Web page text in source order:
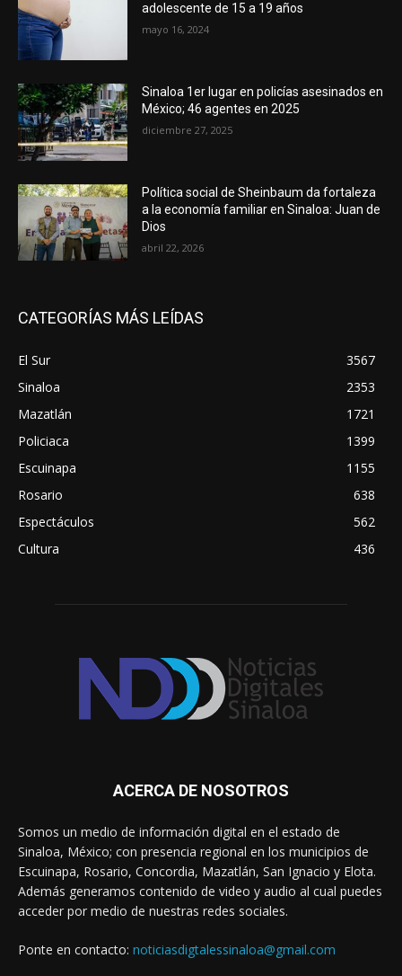
adolescente de 15 a 19 años
mayo 16, 2024
Sinaloa 1er lugar en policías asesinados en
México; 46 agentes en 2025
diciembre 27, 2025
Política social de Sheinbaum da fortaleza
a la economía familiar en Sinaloa: Juan de
Dios
abril 22, 2026
CATEGORÍAS MÁS LEÍDAS
El Sur
3567
Sinaloa
2353
Mazatlán
1721
Policiaca
1399
Escuinapa
1155
Rosario
638
Espectáculos
562
Cultura
436
ACERCA DE NOSOTROS
Somos un medio de información digital en el estado de
Sinaloa, México; con presencia regional en los municipios de
Escuinapa, Rosario, Concordia, Mazatlán, San Ignacio y Elota.
Además generamos contenido de video y audio al cual puedes
acceder por medio de nuestras redes sociales.
Ponte en contacto: noticiasdigtalessinaloa@gmail.com